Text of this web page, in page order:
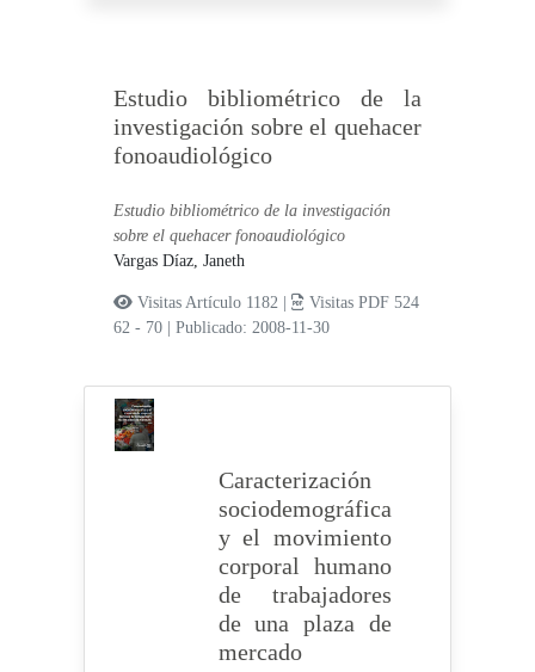
Estudio bibliométrico de la
investigación sobre el quehacer
fonoaudiológico
Estudio bibliométrico de la investigación
sobre el quehacer fonoaudiológico
Vargas Díaz, Janeth
Visitas Artículo 1182 |
Visitas PDF 524
62 - 70
|Publicado: 2008-11-30
Caracterización
sociodemográfica
y el movimiento
corporal humano
de trabajadores
de una plaza de
mercado